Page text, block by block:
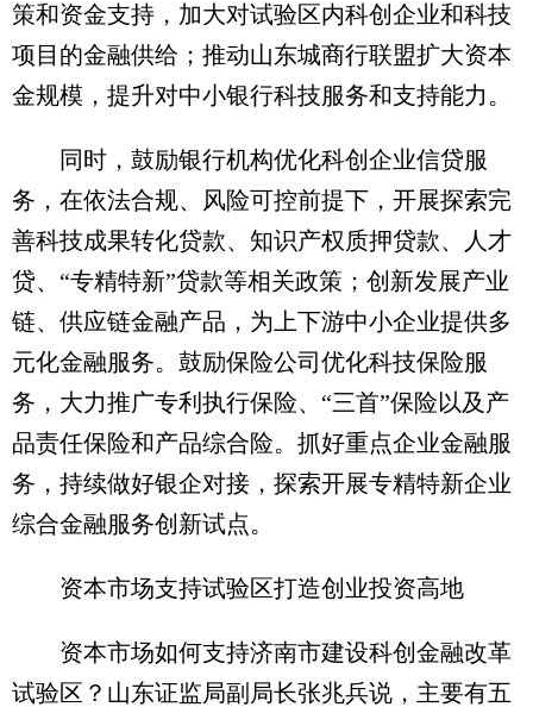
策和资金支持，加大对试验区内科创企业和科技
项目的金融供给；推动山东城商行联盟扩大资本
金规模，提升对中小银行科技服务和支持能力。
同时，鼓励银行机构优化科创企业信贷服
务，在依法合规、风险可控前提下，开展探索完
善科技成果转化贷款、知识产权质押贷款、人才
贷、“专精特新”贷款等相关政策；创新发展产业
链、供应链金融产品，为上下游中小企业提供多
元化金融服务。鼓励保险公司优化科技保险服
务，大力推广专利执行保险、“三首”保险以及产
品责任保险和产品综合险。抓好重点企业金融服
务，持续做好银企对接，探索开展专精特新企业
综合金融服务创新试点。
资本市场支持试验区打造创业投资高地
资本市场如何支持济南市建设科创金融改革
试验区？山东证监局副局长张兆兵说，主要有五